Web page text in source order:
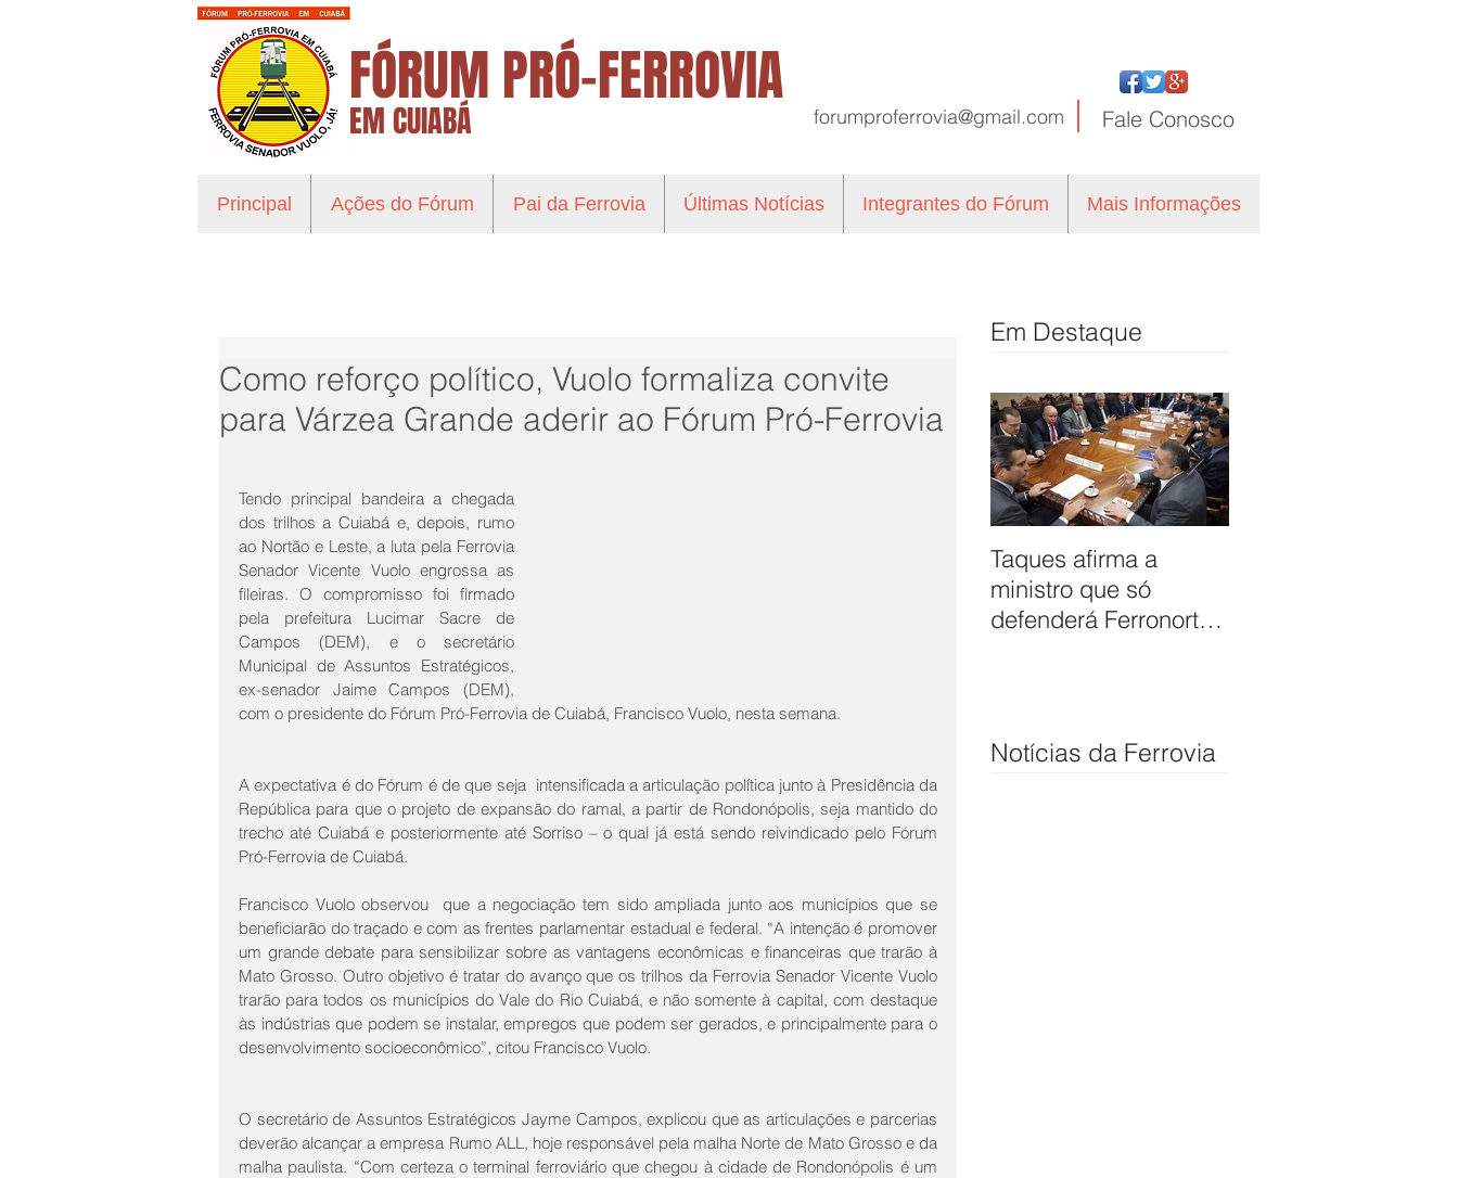
FÓRUM PRÓ-FERROVIA
EM CUIABÁ forumproferrovia@gmail.com Fale Conosco
Principal Ações do Fórum Pai da Ferrovia Últimas Notícias Integrantes do Fórum Mais Informações
Como reforço político, Vuolo formaliza convite
para Várzea Grande aderir ao Fórum Pró-Ferrovia
Tendo principal bandeira a chegada
dos trilhos a Cuiabá e, depois, rumo
ao Nortão e Leste, a luta pela Ferrovia
Senador Vicente Vuolo engrossa as
fileiras. O compromisso foi firmado
pela prefeitura Lucimar Sacre de
Campos (DEM), e o secretário
Municipal de Assuntos Estratégicos,
ex-senador Jaime Campos (DEM),
com o presidente do Fórum Pró-Ferrovia de Cuiabá, Francisco Vuolo, nesta semana.
A expectativa é do Fórum é de que seja  intensificada a articulação política junto à Presidência da
República para que o projeto de expansão do ramal, a partir de Rondonópolis, seja mantido do
trecho até Cuiabá e posteriormente até Sorriso – o qual já está sendo reivindicado pelo Fórum
Pró-Ferrovia de Cuiabá.
Francisco Vuolo observou  que a negociação tem sido ampliada junto aos municípios que se
beneficiarão do traçado e com as frentes parlamentar estadual e federal. “A intenção é promover
um grande debate para sensibilizar sobre as vantagens econômicas e financeiras que trarão à
Mato Grosso. Outro objetivo é tratar do avanço que os trilhos da Ferrovia Senador Vicente Vuolo
trarão para todos os municípios do Vale do Rio Cuiabá, e não somente à capital, com destaque
às indústrias que podem se instalar, empregos que podem ser gerados, e principalmente para o
desenvolvimento socioeconômico”, citou Francisco Vuolo.
O secretário de Assuntos Estratégicos Jayme Campos, explicou que as articulações e parcerias
deverão alcançar a empresa Rumo ALL, hoje responsável pela malha Norte de Mato Grosso e da
malha paulista. “Com certeza o terminal ferroviário que chegou à cidade de Rondonópolis é um
Em Destaque
Taques afirma a
ministro que só
defenderá Ferronorte
Notícias da Ferrovia